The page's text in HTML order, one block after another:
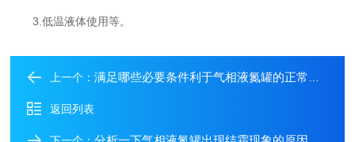
3.低温液体使用等。
上一个：满足哪些必要条件利于气相液氮罐的正常使用呢？
返回列表